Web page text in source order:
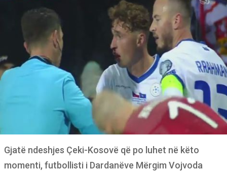
Gjatë ndeshjes Çeki-Kosovë që po luhet në këto
momenti, futbollisti i Dardanëve Mërgim Vojvoda